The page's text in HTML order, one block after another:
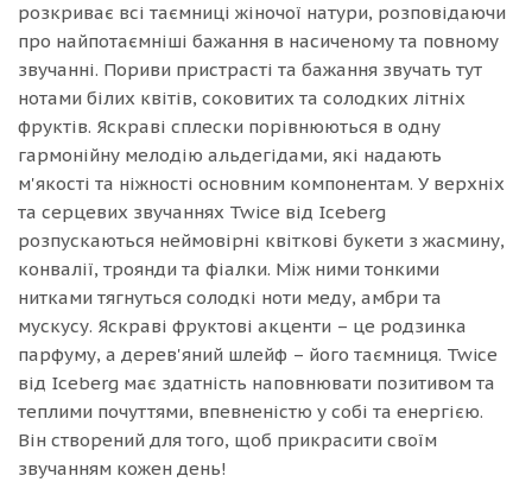
розкриває всі таємниці жіночої натури, розповідаючи
про найпотаємніші бажання в насиченому та повному
звучанні. Пориви пристрасті та бажання звучать тут
нотами білих квітів, соковитих та солодких літніх
фруктів. Яскраві сплески порівнюються в одну
гармонійну мелодію альдегідами, які надають
м'якості та ніжності основним компонентам. У верхніх
та серцевих звучаннях Twice від Iceberg
розпускаються неймовірні квіткові букети з жасмину,
конвалії, троянди та фіалки. Між ними тонкими
нитками тягнуться солодкі ноти меду, амбри та
мускусу. Яскраві фруктові акценти – це родзинка
парфуму, а дерев'яний шлейф – його таємниця. Twice
від Iceberg має здатність наповнювати позитивом та
теплими почуттями, впевненістю у собі та енергією.
Він створений для того, щоб прикрасити своїм
звучанням кожен день!